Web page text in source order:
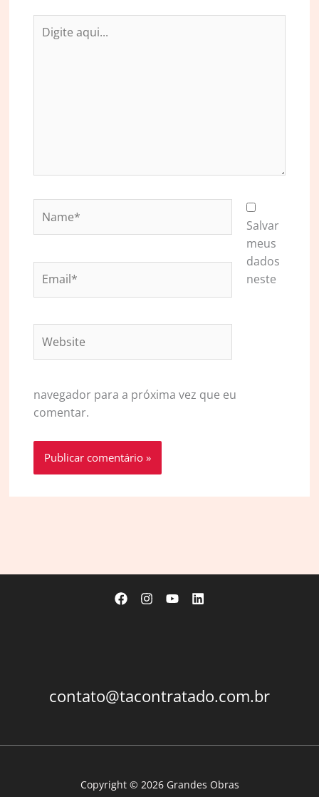
aqui...
Salvar
meus
dados
neste
navegador para a próxima vez que eu
comentar.
contato@tacontratado.com.br
Copyright © 2026 Grandes Obras